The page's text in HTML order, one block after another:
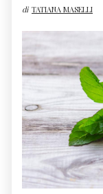
di TATIANA MASELLI